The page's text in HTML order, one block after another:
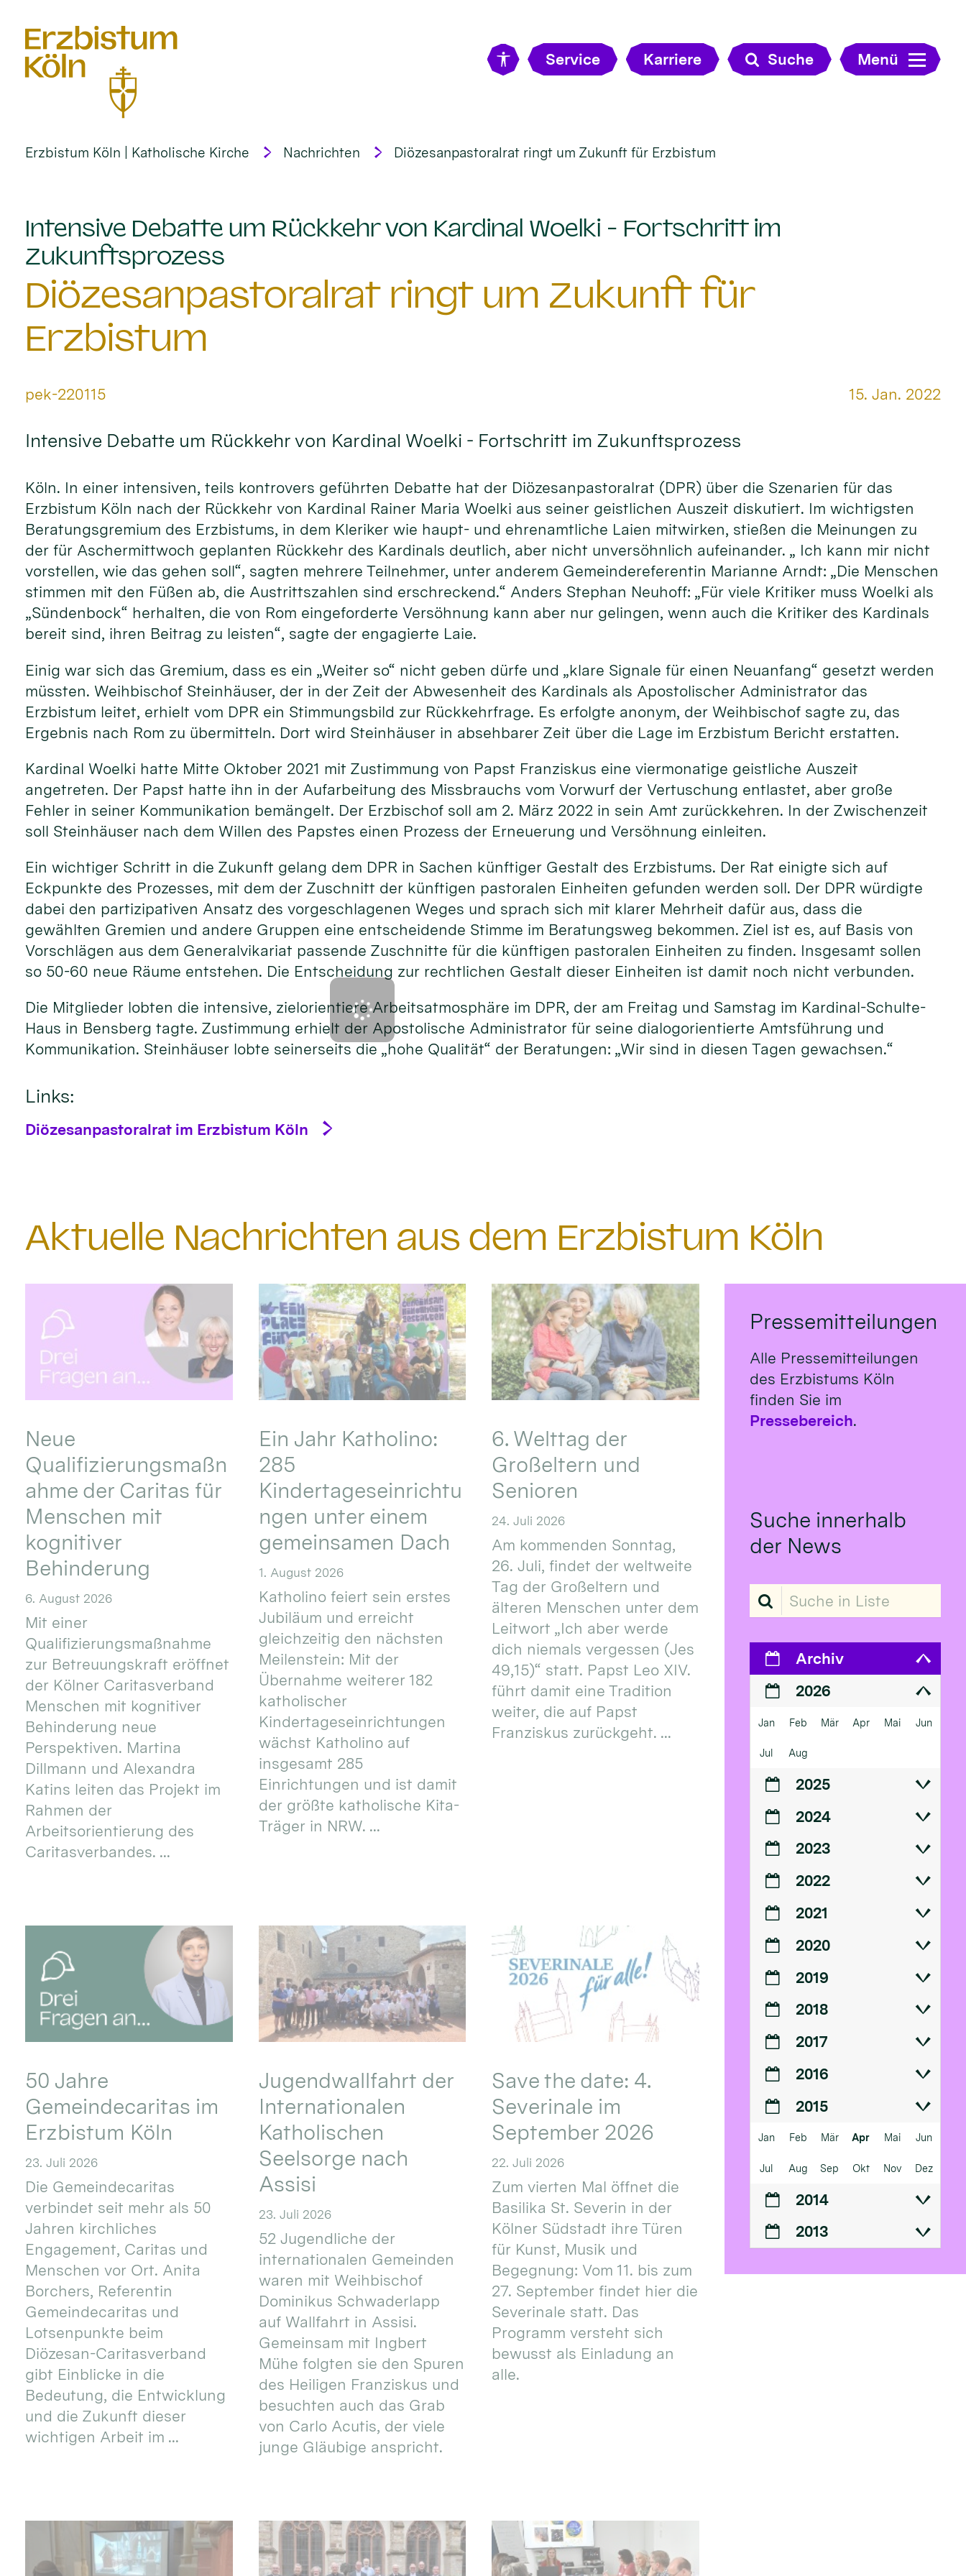
Service Karriere Suche Menü
Erzbistum Köln | Katholische Kirche Nachrichten Diözesanpastoralrat ringt um Zukunft für Erzbistum
Intensive Debatte um Rückkehr von Kardinal Woelki - Fortschritt im
Zukunftsprozess
Diözesanpastoralrat ringt um Zukunft für
Erzbistum
Datum:
15. Jan. 2022
Von:
pek-220115
Intensive Debatte um Rückkehr von Kardinal Woelki - Fortschritt im Zukunftsprozess
Köln. In einer intensiven, teils kontrovers geführten Debatte hat der Diözesanpastoralrat (DPR) über die Szenarien für das
Erzbistum Köln nach der Rückkehr von Kardinal Rainer Maria Woelki aus seiner geistlichen Auszeit diskutiert. Im wichtigsten
Beratungsgremium des Erzbistums, in dem Kleriker wie haupt- und ehrenamtliche Laien mitwirken, stießen die Meinungen zu
der für Aschermittwoch geplanten Rückkehr des Kardinals deutlich, aber nicht unversöhnlich aufeinander. „ Ich kann mir nicht
vorstellen, wie das gehen soll“, sagten mehrere Teilnehmer, unter anderem Gemeindereferentin Marianne Arndt: „Die Menschen
stimmen mit den Füßen ab, die Austrittszahlen sind erschreckend.“ Anders Stephan Neuhoff: „Für viele Kritiker muss Woelki als
„Sündenbock“ herhalten, die von Rom eingeforderte Versöhnung kann aber nur gelingen, wenn auch die Kritiker des Kardinals
bereit sind, ihren Beitrag zu leisten“, sagte der engagierte Laie.
Einig war sich das Gremium, dass es ein „Weiter so“ nicht geben dürfe und „klare Signale für einen Neuanfang“ gesetzt werden
müssten. Weihbischof Steinhäuser, der in der Zeit der Abwesenheit des Kardinals als Apostolischer Administrator das
Erzbistum leitet, erhielt vom DPR ein Stimmungsbild zur Rückkehrfrage. Es erfolgte anonym, der Weihbischof sagte zu, das
Ergebnis nach Rom zu übermitteln. Dort wird Steinhäuser in absehbarer Zeit über die Lage im Erzbistum Bericht erstatten.
Kardinal Woelki hatte Mitte Oktober 2021 mit Zustimmung von Papst Franziskus eine viermonatige geistliche Auszeit
angetreten. Der Papst hatte ihn in der Aufarbeitung des Missbrauchs vom Vorwurf der Vertuschung entlastet, aber große
Fehler in seiner Kommunikation bemängelt. Der Erzbischof soll am 2. März 2022 in sein Amt zurückkehren. In der Zwischenzeit
soll Steinhäuser nach dem Willen des Papstes einen Prozess der Erneuerung und Versöhnung einleiten.
Ein wichtiger Schritt in die Zukunft gelang dem DPR in Sachen künftiger Gestalt des Erzbistums. Der Rat einigte sich auf
Eckpunkte des Prozesses, mit dem der Zuschnitt der künftigen pastoralen Einheiten gefunden werden soll. Der DPR würdigte
dabei den partizipativen Ansatz des vorgeschlagenen Weges und sprach sich mit klarer Mehrheit dafür aus, dass die
gewählten Gremien und andere Gruppen eine entscheidende Stimme im Beratungsweg bekommen. Ziel ist es, auf Basis von
Vorschlägen aus dem Generalvikariat passende Zuschnitte für die künftigen pastoralen Einheiten zu finden. Insgesamt sollen
so 50-60 neue Räume entstehen. Die Entscheidung zur rechtlichen Gestalt dieser Einheiten ist damit noch nicht verbunden.
Die Mitglieder lobten die intensive, zielorientiere Arbeitsatmosphäre im DPR, der am Freitag und Samstag im Kardinal-Schulte-
Haus in Bensberg tagte. Zustimmung erhielt der Apostolische Administrator für seine dialogorientierte Amtsführung und
Kommunikation. Steinhäuser lobte seinerseits die „hohe Qualität“ der Beratungen: „Wir sind in diesen Tagen gewachsen.“
Links:
Diözesanpastoralrat im Erzbistum Köln
Aktuelle Nachrichten aus dem Erzbistum Köln
Neue
Qualifizierungsmaßn
ahme der Caritas für
Menschen mit
kognitiver
Behinderung
6. August 2026
Mit einer
Qualifizierungsmaßnahme
zur Betreuungskraft eröffnet
der Kölner Caritasverband
Menschen mit kognitiver
Behinderung neue
Perspektiven. Martina
Dillmann und Alexandra
Katins leiten das Projekt im
Rahmen der
Arbeitsorientierung des
Caritasverbandes. ...
Ein Jahr Katholino:
285
Kindertageseinrichtu
ngen unter einem
gemeinsamen Dach
1. August 2026
Katholino feiert sein erstes
Jubiläum und erreicht
gleichzeitig den nächsten
Meilenstein: Mit der
Übernahme weiterer 182
katholischer
Kindertageseinrichtungen
wächst Katholino auf
insgesamt 285
Einrichtungen und ist damit
der größte katholische Kita-
Träger in NRW. ...
6. Welttag der
Großeltern und
Senioren
24. Juli 2026
Am kommenden Sonntag,
26. Juli, findet der weltweite
Tag der Großeltern und
älteren Menschen unter dem
Leitwort „Ich aber werde
dich niemals vergessen (Jes
49,15)“ statt. Papst Leo XIV.
führt damit eine Tradition
weiter, die auf Papst
Franziskus zurückgeht. ...
50 Jahre
Gemeindecaritas im
Erzbistum Köln
23. Juli 2026
Die Gemeindecaritas
verbindet seit mehr als 50
Jahren kirchliches
Engagement, Caritas und
Menschen vor Ort. Anita
Borchers, Referentin
Gemeindecaritas und
Lotsenpunkte beim
Diözesan-Caritasverband
gibt Einblicke in die
Bedeutung, die Entwicklung
und die Zukunft dieser
wichtigen Arbeit im ...
Jugendwallfahrt der
Internationalen
Katholischen
Seelsorge nach
Assisi
23. Juli 2026
52 Jugendliche der
internationalen Gemeinden
waren mit Weihbischof
Dominikus Schwaderlapp
auf Wallfahrt in Assisi.
Gemeinsam mit Ingbert
Mühe folgten sie den Spuren
des Heiligen Franziskus und
besuchten auch das Grab
von Carlo Acutis, der viele
junge Gläubige anspricht.
Save the date: 4.
Severinale im
September 2026
22. Juli 2026
Zum vierten Mal öffnet die
Basilika St. Severin in der
Kölner Südstadt ihre Türen
für Kunst, Musik und
Begegnung: Vom 11. bis zum
27. September findet hier die
Severinale statt. Das
Programm versteht sich
bewusst als Einladung an
alle.
Pressemitteilungen
Alle Pressemitteilungen
des Erzbistums Köln
finden Sie im
Pressebereich.
Suche innerhalb
der News
Suche in Liste
Archiv
2026
Jan Feb Mär Apr Mai Jun
Jul Aug
2025
2024
2023
2022
2021
2020
2019
2018
2017
2016
2015
Jan Feb Mär Apr Mai Jun
Jul Aug Sep Okt Nov Dez
2014
2013